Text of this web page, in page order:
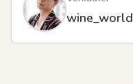
wine_world